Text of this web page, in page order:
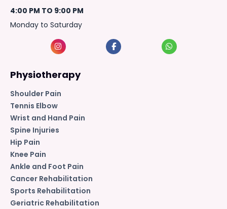
4:00 PM TO 9:00 PM
Monday to Saturday
Physiotherapy
Shoulder Pain
Tennis Elbow
Wrist and Hand Pain
Spine Injuries
Hip Pain
Knee Pain
Ankle and Foot Pain
Cancer Rehabilitation
Sports Rehabilitation
Geriatric Rehabilitation